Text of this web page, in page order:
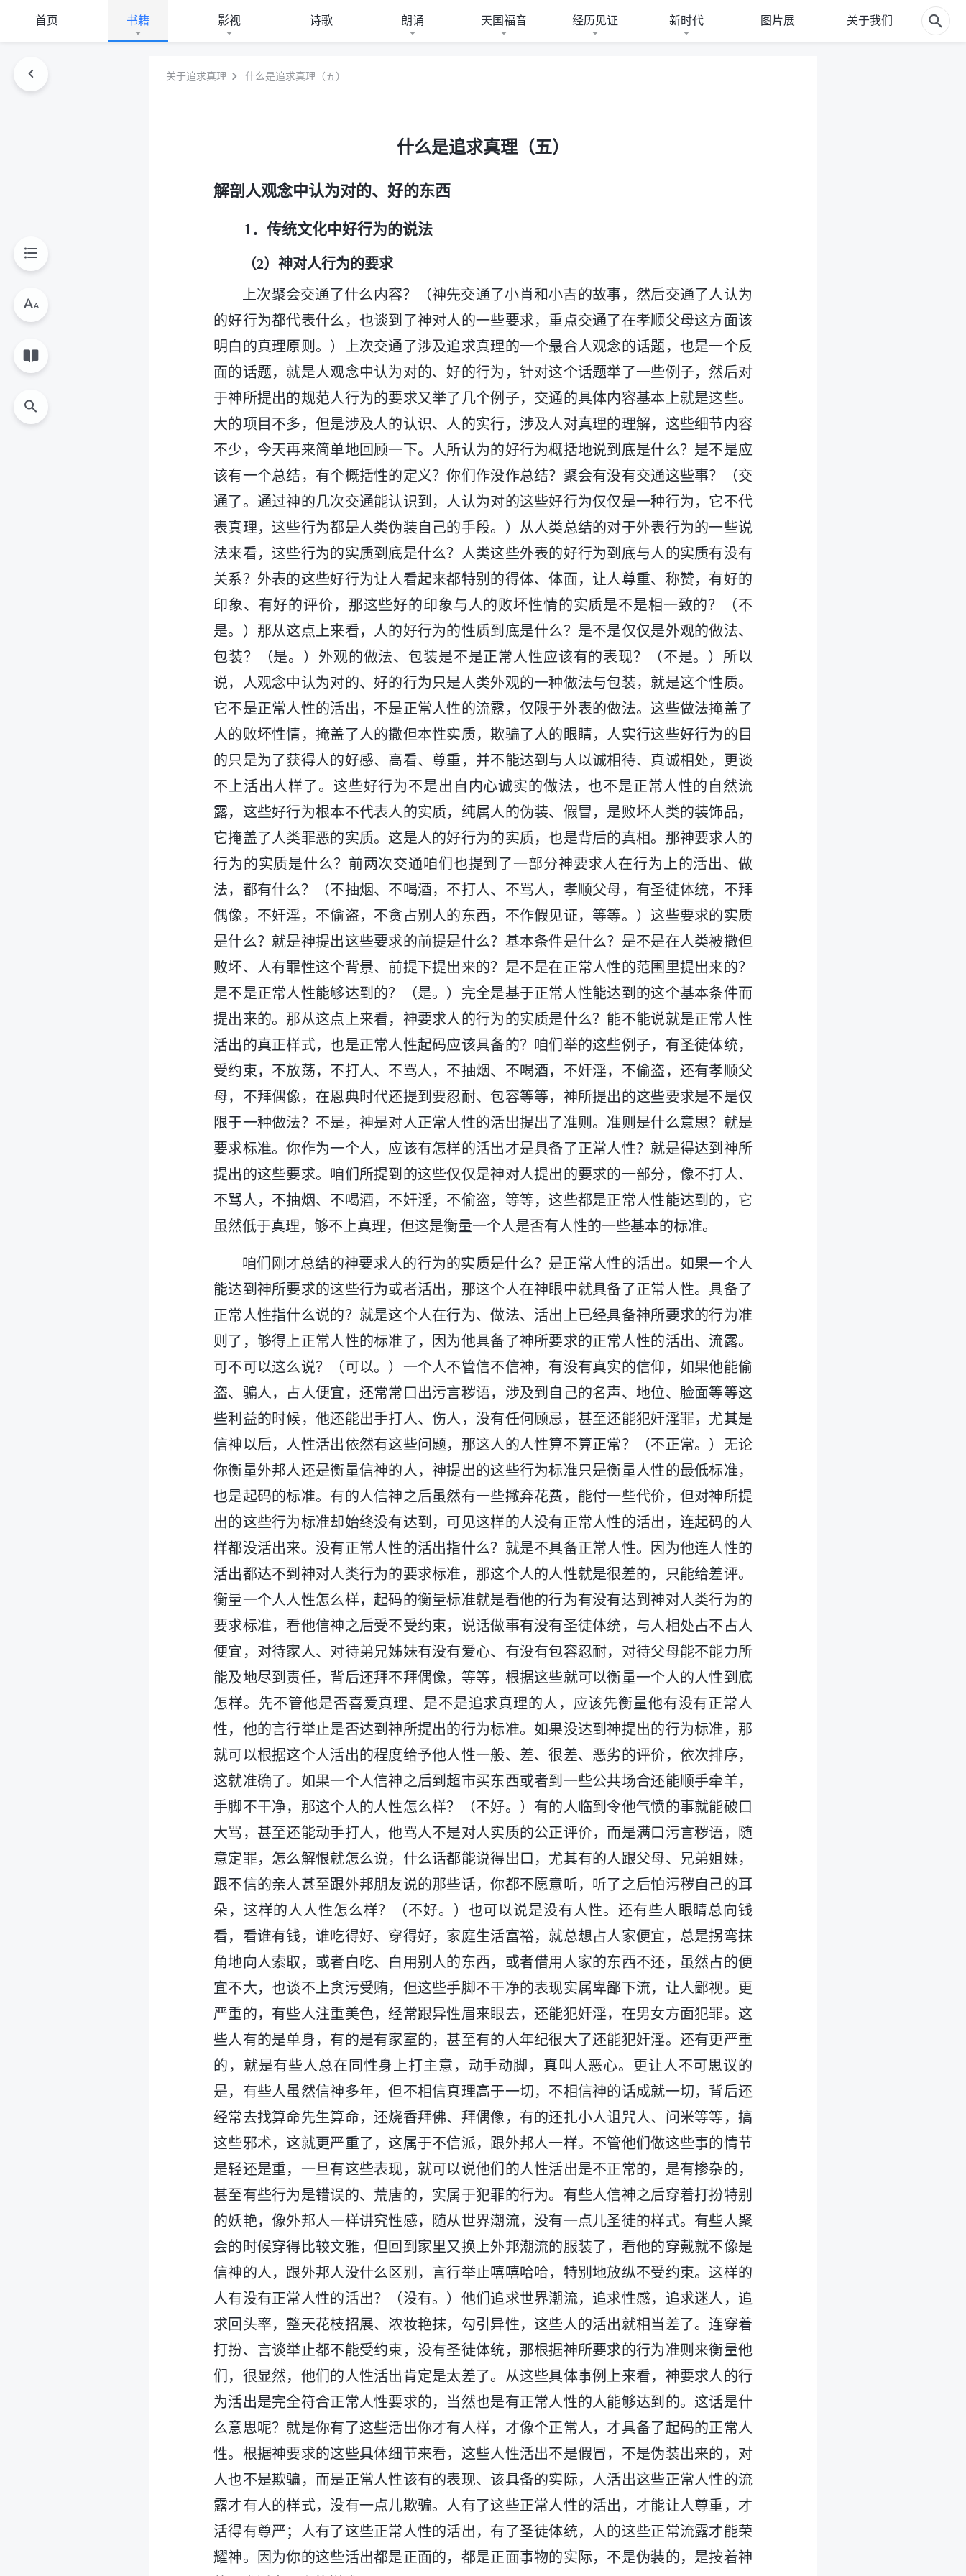
首页 书籍 影视 诗歌 朗诵 天国福音 经历见证 新时代 图片展 关于我们
关于追求真理 什么是追求真理（五）
什么是追求真理（五）
解剖人观念中认为对的、好的东西
1．传统文化中好行为的说法
（2）神对人行为的要求
上次聚会交通了什么内容？（神先交通了小肖和小吉的故事，然后交通了人认为
的好行为都代表什么，也谈到了神对人的一些要求，重点交通了在孝顺父母这方面该
明白的真理原则。）上次交通了涉及追求真理的一个最合人观念的话题，也是一个反
面的话题，就是人观念中认为对的、好的行为，针对这个话题举了一些例子，然后对
于神所提出的规范人行为的要求又举了几个例子，交通的具体内容基本上就是这些。
大的项目不多，但是涉及人的认识、人的实行，涉及人对真理的理解，这些细节内容
不少，今天再来简单地回顾一下。人所认为的好行为概括地说到底是什么？是不是应
该有一个总结，有个概括性的定义？你们作没作总结？聚会有没有交通这些事？（交
通了。通过神的几次交通能认识到，人认为对的这些好行为仅仅是一种行为，它不代
表真理，这些行为都是人类伪装自己的手段。）从人类总结的对于外表行为的一些说
法来看，这些行为的实质到底是什么？人类这些外表的好行为到底与人的实质有没有
关系？外表的这些好行为让人看起来都特别的得体、体面，让人尊重、称赞，有好的
印象、有好的评价，那这些好的印象与人的败坏性情的实质是不是相一致的？（不
是。）那从这点上来看，人的好行为的性质到底是什么？是不是仅仅是外观的做法、
包装？（是。）外观的做法、包装是不是正常人性应该有的表现？（不是。）所以
说，人观念中认为对的、好的行为只是人类外观的一种做法与包装，就是这个性质。
它不是正常人性的活出，不是正常人性的流露，仅限于外表的做法。这些做法掩盖了
人的败坏性情，掩盖了人的撒但本性实质，欺骗了人的眼睛，人实行这些好行为的目
的只是为了获得人的好感、高看、尊重，并不能达到与人以诚相待、真诚相处，更谈
不上活出人样了。这些好行为不是出自内心诚实的做法，也不是正常人性的自然流
露，这些好行为根本不代表人的实质，纯属人的伪装、假冒，是败坏人类的装饰品，
它掩盖了人类罪恶的实质。这是人的好行为的实质，也是背后的真相。那神要求人的
行为的实质是什么？前两次交通咱们也提到了一部分神要求人在行为上的活出、做
法，都有什么？（不抽烟、不喝酒，不打人、不骂人，孝顺父母，有圣徒体统，不拜
偶像，不奸淫，不偷盗，不贪占别人的东西，不作假见证，等等。）这些要求的实质
是什么？就是神提出这些要求的前提是什么？基本条件是什么？是不是在人类被撒但
败坏、人有罪性这个背景、前提下提出来的？是不是在正常人性的范围里提出来的？
是不是正常人性能够达到的？（是。）完全是基于正常人性能达到的这个基本条件而
提出来的。那从这点上来看，神要求人的行为的实质是什么？能不能说就是正常人性
活出的真正样式，也是正常人性起码应该具备的？咱们举的这些例子，有圣徒体统，
受约束，不放荡，不打人、不骂人，不抽烟、不喝酒，不奸淫，不偷盗，还有孝顺父
母，不拜偶像，在恩典时代还提到要忍耐、包容等等，神所提出的这些要求是不是仅
限于一种做法？不是，神是对人正常人性的活出提出了准则。准则是什么意思？就是
要求标准。你作为一个人，应该有怎样的活出才是具备了正常人性？就是得达到神所
提出的这些要求。咱们所提到的这些仅仅是神对人提出的要求的一部分，像不打人、
不骂人，不抽烟、不喝酒，不奸淫，不偷盗，等等，这些都是正常人性能达到的，它
虽然低于真理，够不上真理，但这是衡量一个人是否有人性的一些基本的标准。
咱们刚才总结的神要求人的行为的实质是什么？是正常人性的活出。如果一个人
能达到神所要求的这些行为或者活出，那这个人在神眼中就具备了正常人性。具备了
正常人性指什么说的？就是这个人在行为、做法、活出上已经具备神所要求的行为准
则了，够得上正常人性的标准了，因为他具备了神所要求的正常人性的活出、流露。
可不可以这么说？（可以。）一个人不管信不信神，有没有真实的信仰，如果他能偷
盗、骗人，占人便宜，还常常口出污言秽语，涉及到自己的名声、地位、脸面等等这
些利益的时候，他还能出手打人、伤人，没有任何顾忌，甚至还能犯奸淫罪，尤其是
信神以后，人性活出依然有这些问题，那这人的人性算不算正常？（不正常。）无论
你衡量外邦人还是衡量信神的人，神提出的这些行为标准只是衡量人性的最低标准，
也是起码的标准。有的人信神之后虽然有一些撇弃花费，能付一些代价，但对神所提
出的这些行为标准却始终没有达到，可见这样的人没有正常人性的活出，连起码的人
样都没活出来。没有正常人性的活出指什么？就是不具备正常人性。因为他连人性的
活出都达不到神对人类行为的要求标准，那这个人的人性就是很差的，只能给差评。
衡量一个人人性怎么样，起码的衡量标准就是看他的行为有没有达到神对人类行为的
要求标准，看他信神之后受不受约束，说话做事有没有圣徒体统，与人相处占不占人
便宜，对待家人、对待弟兄姊妹有没有爱心、有没有包容忍耐，对待父母能不能力所
能及地尽到责任，背后还拜不拜偶像，等等，根据这些就可以衡量一个人的人性到底
怎样。先不管他是否喜爱真理、是不是追求真理的人，应该先衡量他有没有正常人
性，他的言行举止是否达到神所提出的行为标准。如果没达到神提出的行为标准，那
就可以根据这个人活出的程度给予他人性一般、差、很差、恶劣的评价，依次排序，
这就准确了。如果一个人信神之后到超市买东西或者到一些公共场合还能顺手牵羊，
手脚不干净，那这个人的人性怎么样？（不好。）有的人临到令他气愤的事就能破口
大骂，甚至还能动手打人，他骂人不是对人实质的公正评价，而是满口污言秽语，随
意定罪，怎么解恨就怎么说，什么话都能说得出口，尤其有的人跟父母、兄弟姐妹，
跟不信的亲人甚至跟外邦朋友说的那些话，你都不愿意听，听了之后怕污秽自己的耳
朵，这样的人人性怎么样？（不好。）也可以说是没有人性。还有些人眼睛总向钱
看，看谁有钱，谁吃得好、穿得好，家庭生活富裕，就总想占人家便宜，总是拐弯抹
角地向人索取，或者白吃、白用别人的东西，或者借用人家的东西不还，虽然占的便
宜不大，也谈不上贪污受贿，但这些手脚不干净的表现实属卑鄙下流，让人鄙视。更
严重的，有些人注重美色，经常跟异性眉来眼去，还能犯奸淫，在男女方面犯罪。这
些人有的是单身，有的是有家室的，甚至有的人年纪很大了还能犯奸淫。还有更严重
的，就是有些人总在同性身上打主意，动手动脚，真叫人恶心。更让人不可思议的
是，有些人虽然信神多年，但不相信真理高于一切，不相信神的话成就一切，背后还
经常去找算命先生算命，还烧香拜佛、拜偶像，有的还扎小人诅咒人、问米等等，搞
这些邪术，这就更严重了，这属于不信派，跟外邦人一样。不管他们做这些事的情节
是轻还是重，一旦有这些表现，就可以说他们的人性活出是不正常的，是有掺杂的，
甚至有些行为是错误的、荒唐的，实属于犯罪的行为。有些人信神之后穿着打扮特别
的妖艳，像外邦人一样讲究性感，随从世界潮流，没有一点儿圣徒的样式。有些人聚
会的时候穿得比较文雅，但回到家里又换上外邦潮流的服装了，看他的穿戴就不像是
信神的人，跟外邦人没什么区别，言行举止嘻嘻哈哈，特别地放纵不受约束。这样的
人有没有正常人性的活出？（没有。）他们追求世界潮流，追求性感，追求迷人，追
求回头率，整天花枝招展、浓妆艳抹，勾引异性，这些人的活出就相当差了。连穿着
打扮、言谈举止都不能受约束，没有圣徒体统，那根据神所要求的行为准则来衡量他
们，很显然，他们的人性活出肯定是太差了。从这些具体事例上来看，神要求人的行
为活出是完全符合正常人性要求的，当然也是有正常人性的人能够达到的。这话是什
么意思呢？就是你有了这些活出你才有人样，才像个正常人，才具备了起码的正常人
性。根据神要求的这些具体细节来看，这些人性活出不是假冒，不是伪装出来的，对
人也不是欺骗，而是正常人性该有的表现、该具备的实际，人活出这些正常人性的流
露才有人的样式，没有一点儿欺骗。人有了这些正常人性的活出，才能让人尊重，才
活得有尊严；人有了这些正常人性的活出，有了圣徒体统，人的这些正常流露才能荣
耀神。因为你的这些活出都是正面的，都是正面事物的实际，不是伪装的，是按着神